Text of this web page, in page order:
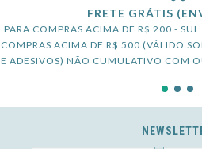
FRETE GRÁTIS
PARA COMPRAS ACIMA DE R$ 200 - SUL
COMPRAS ACIMA DE R$ 500 (VÁLIDO
E ADESIVOS) NÃO CUMULATIVO COM